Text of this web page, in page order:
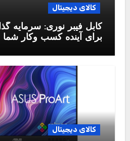
کالای دیجیتال
کابل فیبر نوری: سرمایه
برای آینده کسب وکار شما
کالای دیجیتال